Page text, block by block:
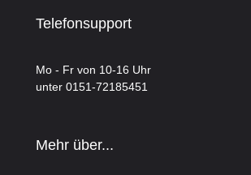
Telefonsupport
Mo - Fr von 10-16 Uhr
unter 0151-72185451
Mehr über...